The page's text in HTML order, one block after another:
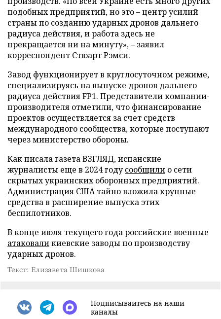
подобных предприятий, но это – центр усилий
страны по созданию ударных дронов дальнего
радиуса действия, и работа здесь не
прекращается ни на минуту», – заявил
корреспондент Стюарт Рэмси.
Завод функционирует в круглосуточном режиме,
специализируясь на выпуске дронов дальнего
радиуса действия FP1. Представители компании-
производителя отметили, что финансирование
проектов осуществляется за счет средств
международного сообщества, которые поступают
через министерство обороны.
Как писала газета ВЗГЛЯД, испанские
журналисты еще в 2024 годусообщили о сети
скрытых украинских оборонных предприятий.
Администрация США тайновложилакрупные
средства в расширение выпуска этих
беспилотников.
В конце июля текущего года российские военные
атаковаликиевские заводы по производству
ударных дронов.
Текст: Елизавета Шишкова
Подписывайтесь на наши
каналы